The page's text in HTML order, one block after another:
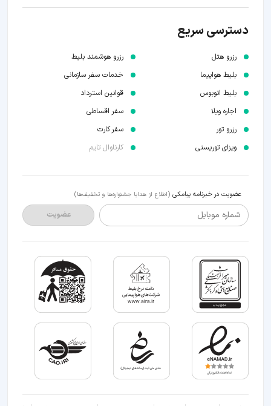
دسترسی سریع
رزرو هتل
بلیط هواپیما
بلیط اتوبوس
اجاره ویلا
رزرو تور
ویزای توریستی
رزرو هوشمند بلیط
خدمات سفر سازمانی
قوانین استرداد
سفر اقساطی
سفر کارت
کارناوال تایم
عضویت در خبرنامه پیامکی (اطلاع از هدایا جشنواره‌ها و تخفیف‌ها)
شماره موبایل عضویت